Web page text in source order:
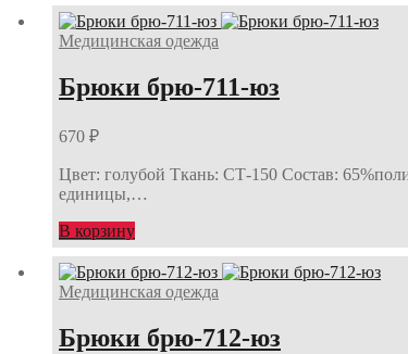
Медицинская одежда
Брюки брю-711-юз
670 ₽
Цвет: голубой Ткань: СТ-150 Состав:
единицы,…
В корзину
Медицинская одежда
Брюки брю-712-юз